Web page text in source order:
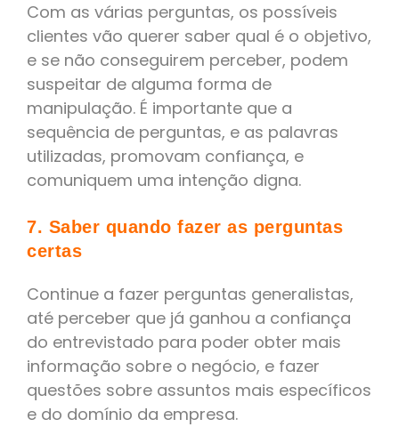
Com as várias perguntas, os possíveis
clientes vão querer saber qual é o objetivo,
e se não conseguirem perceber, podem
suspeitar de alguma forma de
manipulação. É importante que a
sequência de perguntas, e as palavras
utilizadas, promovam confiança, e
comuniquem uma intenção digna.
7. Saber quando fazer as perguntas
certas
Continue a fazer perguntas generalistas,
até perceber que já ganhou a confiança
do entrevistado para poder obter mais
informação sobre o negócio, e fazer
questões sobre assuntos mais específicos
e do domínio da empresa.